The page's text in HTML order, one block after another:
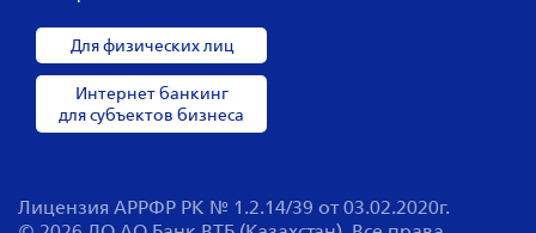
Для физических лиц
Интернет банкинг
для субъектов бизнеса
Лицензия АРРФР РК № 1.2.14/39 от 03.02.2020г.